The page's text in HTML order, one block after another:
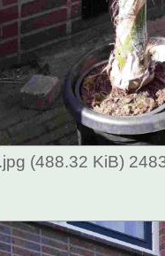
(488.32 KiB)